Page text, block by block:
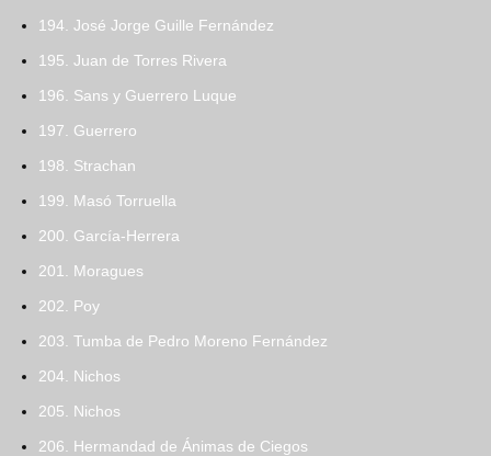
194. José Jorge Guille Fernández
195. Juan de Torres Rivera
196. Sans y Guerrero Luque
197. Guerrero
198. Strachan
199. Masó Torruella
200. García-Herrera
201. Moragues
202. Poy
203. Tumba de Pedro Moreno Fernández
204. Nichos
205. Nichos
206. Hermandad de Ánimas de Ciegos